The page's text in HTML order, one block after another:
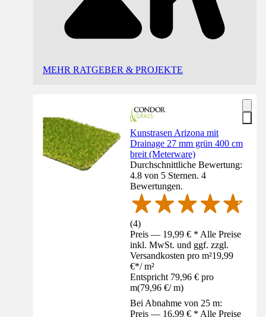
MEHR RATGEBER & PROJEKTE
Kunstrasen Arizona mit
Drainage 27 mm grün 400 cm
breit (Meterware)
Durchschnittliche Bewertung:
4.8 von 5 Sternen. 4
Bewertungen.
(4)
Preis — 19,99 € * Alle Preise
inkl. MwSt. und ggf. zzgl.
Versandkosten pro m²19,99
€*/ m²
Entspricht 79,96 € pro
m(79,96 €/ m)
Bei Abnahme von 25 m:
Preis — 16,99 € * Alle Preise